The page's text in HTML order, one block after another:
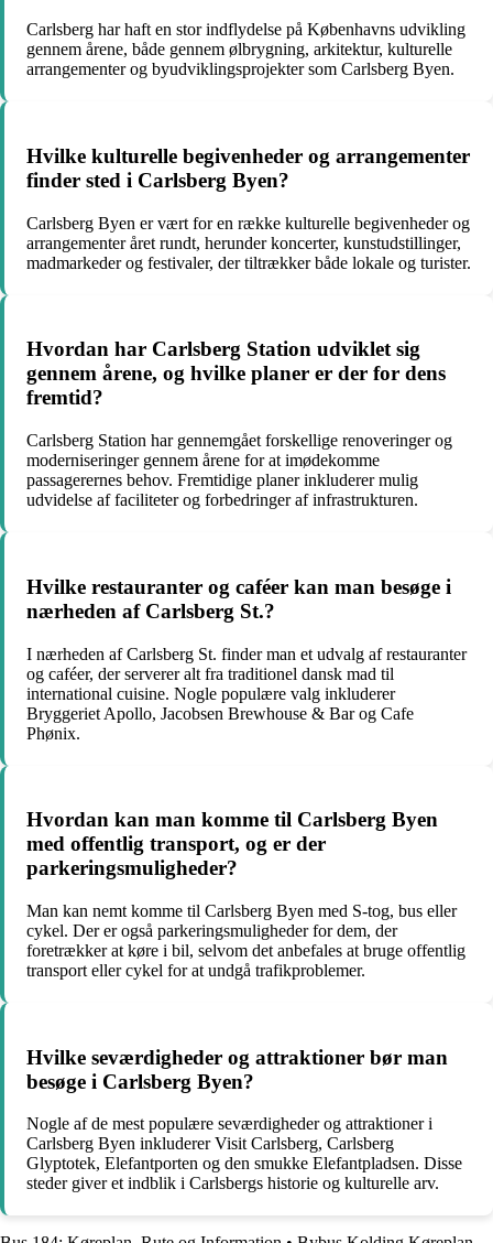
Carlsberg har haft en stor indflydelse på Københavns udvikling
gennem årene, både gennem ølbrygning, arkitektur, kulturelle
arrangementer og byudviklingsprojekter som Carlsberg Byen.
Hvilke kulturelle begivenheder og arrangementer
finder sted i Carlsberg Byen?
Carlsberg Byen er vært for en række kulturelle begivenheder og
arrangementer året rundt, herunder koncerter, kunstudstillinger,
madmarkeder og festivaler, der tiltrækker både lokale og turister.
Hvordan har Carlsberg Station udviklet sig
gennem årene, og hvilke planer er der for dens
fremtid?
Carlsberg Station har gennemgået forskellige renoveringer og
moderniseringer gennem årene for at imødekomme
passagerernes behov. Fremtidige planer inkluderer mulig
udvidelse af faciliteter og forbedringer af infrastrukturen.
Hvilke restauranter og caféer kan man besøge i
nærheden af Carlsberg St.?
I nærheden af Carlsberg St. finder man et udvalg af restauranter
og caféer, der serverer alt fra traditionel dansk mad til
international cuisine. Nogle populære valg inkluderer
Bryggeriet Apollo, Jacobsen Brewhouse & Bar og Cafe
Phønix.
Hvordan kan man komme til Carlsberg Byen
med offentlig transport, og er der
parkeringsmuligheder?
Man kan nemt komme til Carlsberg Byen med S-tog, bus eller
cykel. Der er også parkeringsmuligheder for dem, der
foretrækker at køre i bil, selvom det anbefales at bruge offentlig
transport eller cykel for at undgå trafikproblemer.
Hvilke seværdigheder og attraktioner bør man
besøge i Carlsberg Byen?
Nogle af de mest populære seværdigheder og attraktioner i
Carlsberg Byen inkluderer Visit Carlsberg, Carlsberg
Glyptotek, Elefantporten og den smukke Elefantpladsen. Disse
steder giver et indblik i Carlsbergs historie og kulturelle arv.